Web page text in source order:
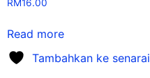
RM16.00
Read more
Tambahkan ke senarai